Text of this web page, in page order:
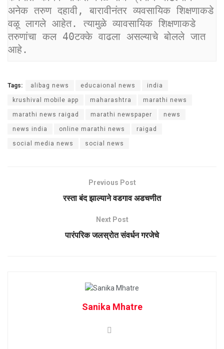
अनेक तरुण दहावी, बारावीनंतर व्यवसायिक शिक्षणाकडे
वळू लागले आहेत. त्यामुळे व्यावसायिक शिक्षणाकडे
तरुणांचा कल 40टक्के वाढला असल्याचे बोलले जात
आहे.
Tags: alibag news educaional news india
krushival mobile app maharashtra marathi news
marathi news raigad marathi newspaper news
news india online marathi news raigad
social media news social news
Previous Post
रस्ता बंद झाल्याने वडगाव अडचणीत
Next Post
पारंपरिक जलस्रोत संवर्धन गरजेचे
Sanika Mhatre